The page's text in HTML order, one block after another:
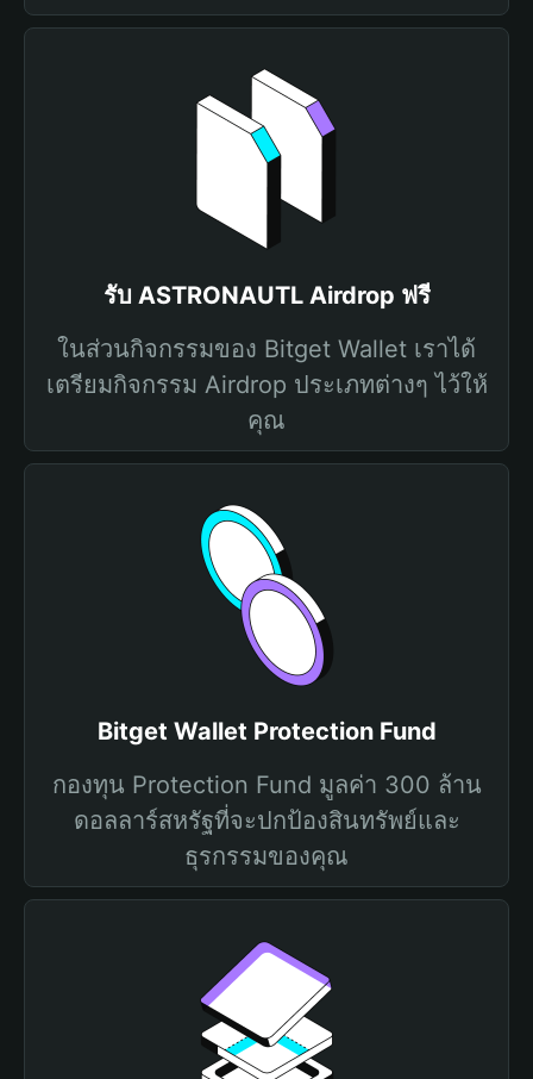
รับ ASTRONAUTL Airdrop ฟรี
ในส่วนกิจกรรมของ Bitget Wallet เราได้
เตรียมกิจกรรม Airdrop ประเภทต่างๆ ไว้ให้
คุณ
Bitget Wallet Protection Fund
กองทุน Protection Fund มูลค่า 300 ล้าน
ดอลลาร์สหรัฐที่จะปกป้องสินทรัพย์และ
ธุรกรรมของคุณ